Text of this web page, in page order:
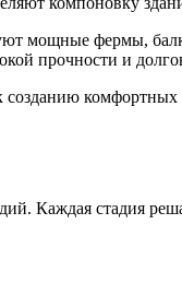
фермы,
прочности и
Каждая стадия